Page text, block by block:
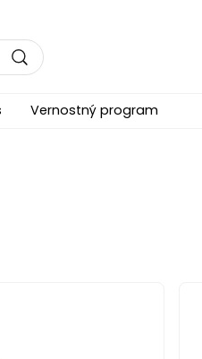
Vernostný program